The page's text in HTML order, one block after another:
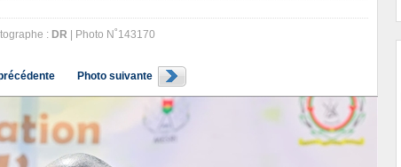
: DR | Photo N˚143170
Photo suivante